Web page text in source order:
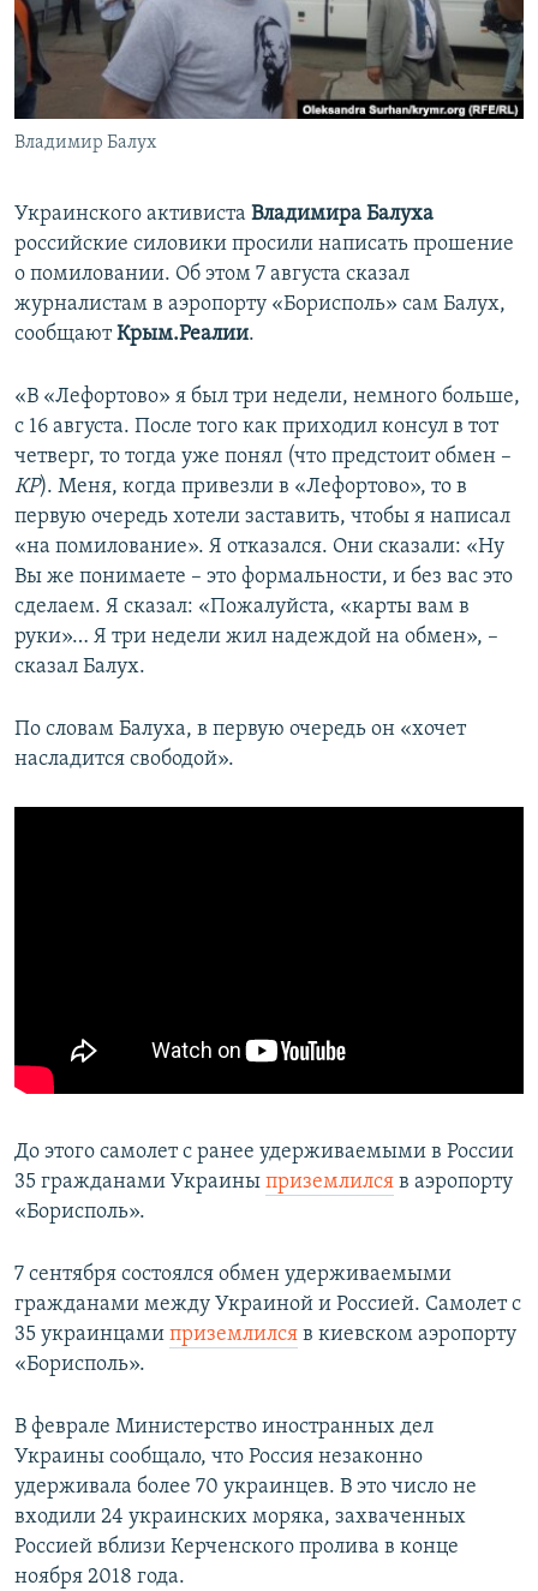
ПОБЕДИТЕЛЕЙ НЕ СУДЯТ?
КРЫМ.НЕПОКОРЕННЫЙ
УКРАИНСКАЯ ПРОБЛЕМА КРЫМА
ПРИСОЕДИНЯЙТЕСЬ!
Владимир Балух
Украинского активиста Владимира Балуха
российские силовики просили написать прошение
о помиловании. Об этом 7 августа сказал
журналистам в аэропорту «Борисполь» сам Балух,
сообщаютКрым.Реалии.
«В «Лефортово» я был три недели, немного больше,
с 16 августа. После того как приходил консул в тот
четверг, то тогда уже понял (что предстоит обмен –
КР). Меня, когда привезли в «Лефортово», то в
первую очередь хотели заставить, чтобы я написал
«на помилование». Я отказался. Они сказали: «Ну
Вы же понимаете – это формальности, и без вас это
сделаем. Я сказал: «Пожалуйста, «карты вам в
руки»… Я три недели жил надеждой на обмен», –
сказал Балух.
По словам Балуха, в первую очередь он «хочет
насладится свободой».
До этого самолет с ранее удерживаемыми в России
35 гражданами Украины приземлился в аэропорту
«Борисполь».
7 сентября состоялся обмен удерживаемыми
гражданами между Украиной и Россией. Самолет с
35 украинцами приземлился в киевском аэропорту
«Борисполь».
В феврале Министерство иностранных дел
Украины сообщало, что Россия незаконно
удерживала более 70 украинцев. В это число не
входили 24 украинских моряка, захваченных
Россией вблизи Керченского пролива в конце
ноября 2018 года.